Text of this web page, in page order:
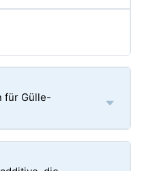
für Gülle-